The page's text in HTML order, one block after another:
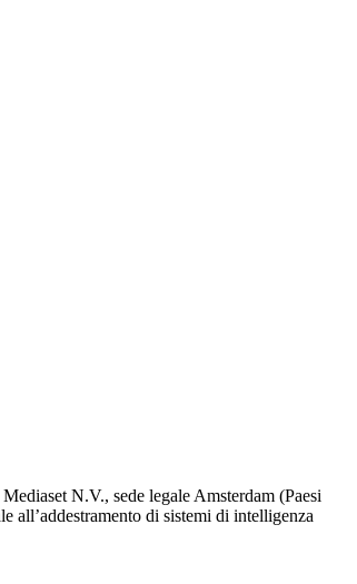
N.V., sede legale Amsterdam (Paesi
all’addestramento di sistemi di intelligenza